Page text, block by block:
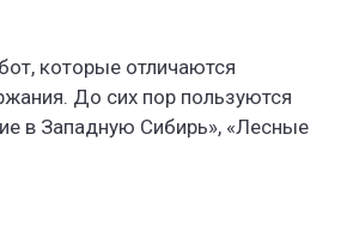
которые отличаются
До сих пор пользуются
в Западную Сибирь», «Лесные